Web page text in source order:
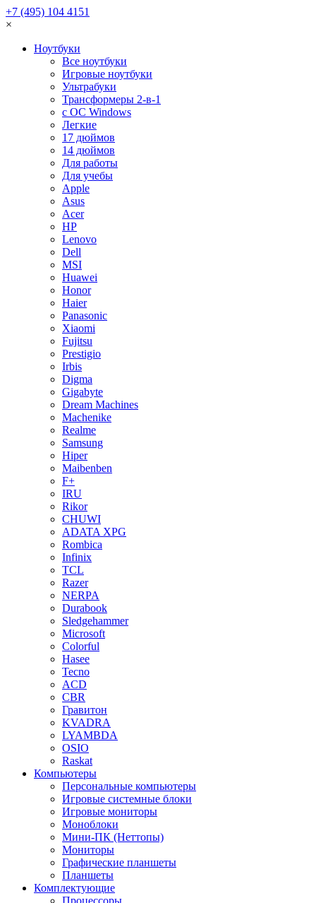
+7 (495) 104 4151
×
Ноутбуки
Все ноутбуки
Игровые ноутбуки
Ультрабуки
Трансформеры 2-в-1
с ОС Windows
Легкие
17 дюймов
14 дюймов
Для работы
Для учебы
Apple
Asus
Acer
HP
Lenovo
Dell
MSI
Huawei
Honor
Haier
Panasonic
Xiaomi
Fujitsu
Prestigio
Irbis
Digma
Gigabyte
Dream Machines
Machenike
Realme
Samsung
Hiper
Maibenben
F+
IRU
Rikor
CHUWI
ADATA XPG
Rombica
Infinix
TCL
Razer
NERPA
Durabook
Sledgehammer
Microsoft
Colorful
Hasee
Tecno
ACD
CBR
Гравитон
KVADRA
LYAMBDA
OSIO
Raskat
Компьютеры
Персональные компьютеры
Игровые системные блоки
Игровые мониторы
Моноблоки
Мини-ПК (Неттопы)
Мониторы
Графические планшеты
Планшеты
Комплектующие
Процессоры